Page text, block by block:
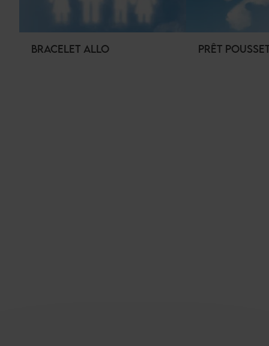
BRACELET ALLO PRÊT